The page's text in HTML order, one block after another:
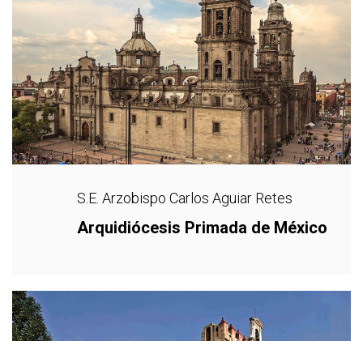
S.E. Arzobispo Carlos Aguiar Retes
Arquidiócesis Primada de México